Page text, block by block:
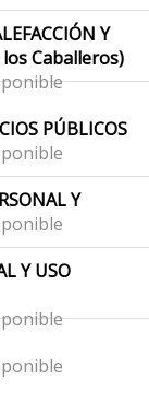
Y
los Caballeros)
PÚBLICOS
Y
Y USO